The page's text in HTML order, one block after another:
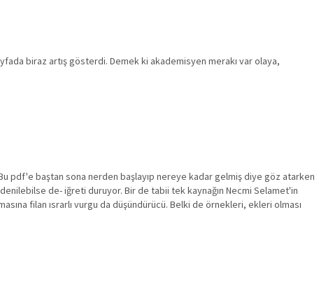
biraz artış gösterdi. Demek ki akademisyen merakı var olaya,
pdf'e baştan sona nerden başlayıp nereye kadar gelmiş diye göz atarken
de- iğreti duruyor. Bir de tabii tek kaynağın Necmi Selamet'in
filan ısrarlı vurgu da düşündürücü. Belki de örnekleri, ekleri olması